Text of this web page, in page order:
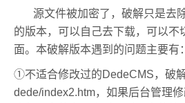
源文件被加密了，破解只是去
的版本，可以自己去下载，可以不
面。本破解版本遇到的问题主要有：
①不适合修改过的DedeCMS，破
dede/index2.htm，如果后台管理